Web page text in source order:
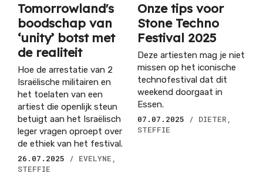
Tomorrowland's
boodschap van
‘unity’ botst met
de realiteit
Hoe de arrestatie van 2
Israëlische militairen en
het toelaten van een
artiest die openlijk steun
betuigt aan het Israëlisch
leger vragen oproept over
de ethiek van het festival.
26.07.2025
/ EVELYNE,
STEFFIE
Onze tips voor
Stone Techno
Festival 2025
Deze artiesten mag je niet
missen op het iconische
technofestival dat dit
weekend doorgaat in
Essen.
07.07.2025
/ DIETER,
STEFFIE